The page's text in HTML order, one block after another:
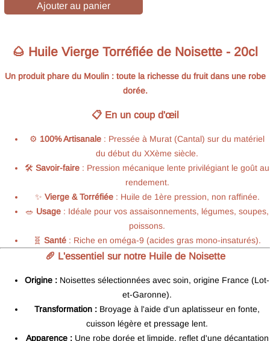
Ajouter au panier
🌰 Huile Vierge Torréfiée de Noisette - 20cl
Un produit phare du Moulin : toute la richesse du fruit dans une robe
dorée.
📋 En un coup d'œil
⚙️ 100% Artisanale : Pressée à Murat (Cantal) sur du matériel
du début du XXème siècle.
🛠️ Savoir-faire : Pression mécanique lente privilégiant le goût au
rendement.
✨ Vierge & Torréfiée: Huile de 1ère pression, non raffinée.
🥗 Usage : Idéale pour vos assaisonnements, légumes, soupes,
poissons.
🧬 Santé : Riche en oméga-9 (acides gras mono-insaturés).
🥖 L'essentiel sur notre Huile de Noisette
Origine : Noisettes sélectionnées avec soin, origine France (Lot-
et-Garonne).
Transformation : Broyage à l'aide d'un aplatisseur en fonte,
cuisson légère et pressage lent.
Apparence :Une robe dorée et limpide, reflet d'une décantation